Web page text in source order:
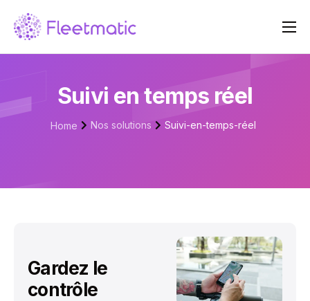
Tarifs
Suivi en temps réel
Home Nos solutions Suivi-en-temps-réel
Gardez le
contrôle